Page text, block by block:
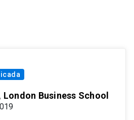
Business School